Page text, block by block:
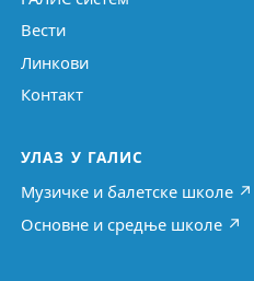
Вести
Линкови
Контакт
УЛАЗ У ГАЛИС
Музичке и балетске школе ↗
Основне и средње школе ↗